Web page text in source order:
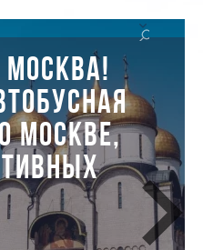
МОСКВА!
МОСКВЕ,